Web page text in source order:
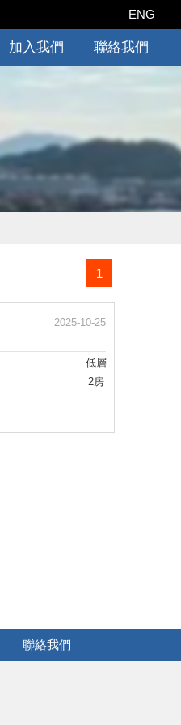
ENG
加入我們 聯絡我們
1
2025-10-25
低層
2房
聯絡我們